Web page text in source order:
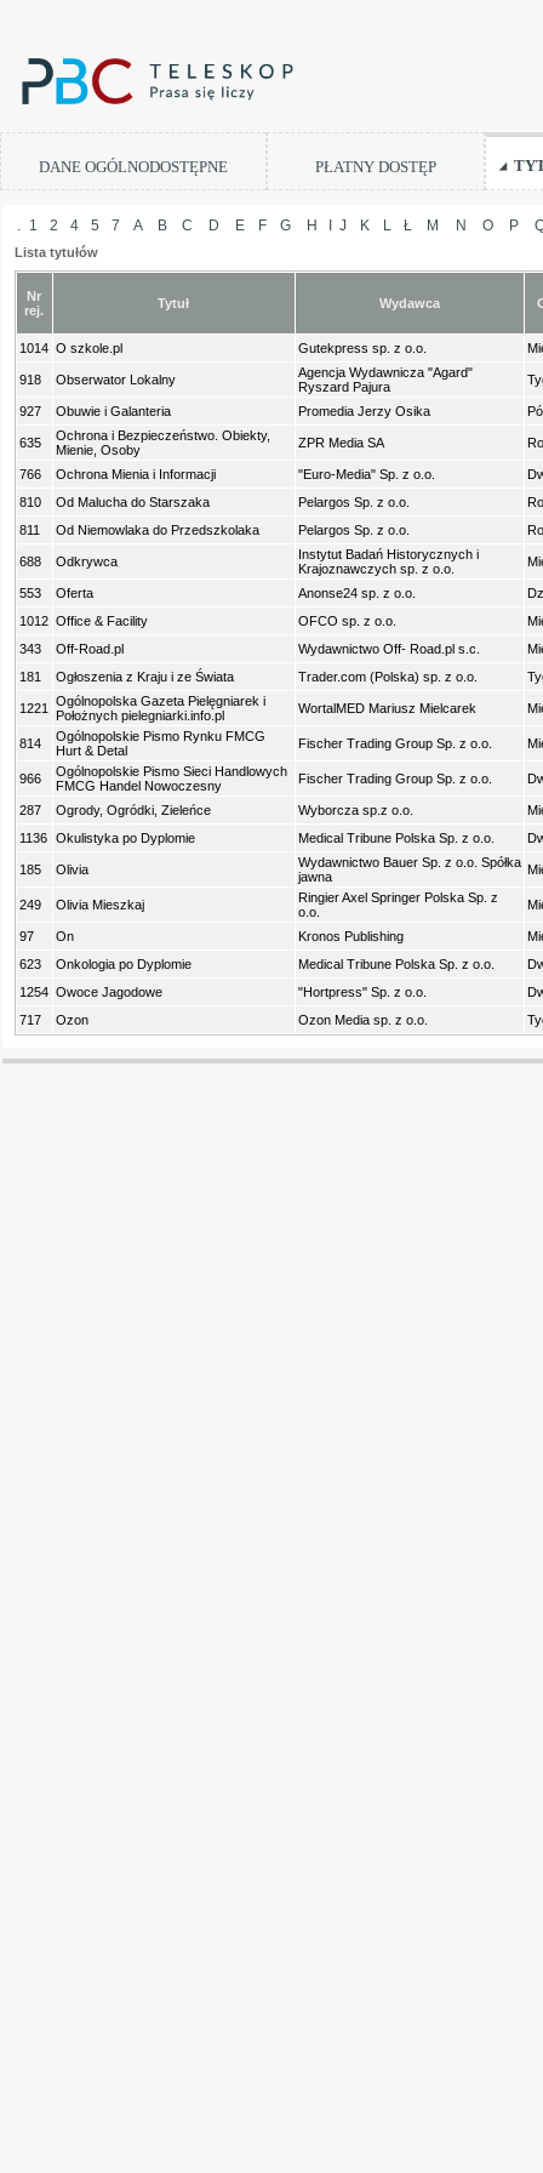
DANE OGÓLNODOSTĘPNE PŁATNY DOSTĘP
. 1 2 4 5 7 A B C D E F G H J K L Ł M N O P
Lista tytułów
Nr
rej.
Tytuł Wydawca
1014 O szkole.pl Gutekpress sp. z o.o.
918 Obserwator Lokalny
Agencja Wydawnicza "Agard"
Ryszard Pajura
927 Obuwie i Galanteria Promedia Jerzy Osika
635
Ochrona i Bezpieczeństwo. Obiekty,
Mienie, Osoby
ZPR Media SA
766 Ochrona Mienia i Informacji "Euro-Media" Sp. z o.o.
810
Od Malucha do Starszaka Pelargos Sp. z o.o.
811
Od Niemowlaka do Przedszkolaka Pelargos Sp. z o.o.
688 Odkrywca
Instytut Badań Historycznych i
Krajoznawczych sp. z o.o.
553 Oferta Anonse24 sp. z o.o.
1012 Office & Facility OFCO sp. z o.o.
343
Off-Road.pl Wydawnictwo Off- Road.pl s.c.
181
Ogłoszenia z Kraju i ze Świata Trader.com (Polska) sp. z o.o.
1221
Ogólnopolska Gazeta Pielęgniarek i
Położnych pielegniarki.info.pl
WortalMED Mariusz Mielcarek
814
Ogólnopolskie Pismo Rynku FMCG
Hurt & Detal
Fischer Trading Group Sp. z o.o.
966
Ogólnopolskie Pismo Sieci Handlowych
FMCG Handel Nowoczesny
Fischer Trading Group Sp. z o.o.
287 Ogrody, Ogródki, Zieleńce Wyborcza sp.z o.o.
1136 Okulistyka po Dyplomie Medical Tribune Polska Sp. z o.o.
185 Olivia
Wydawnictwo Bauer Sp. z o.o. Spółka
jawna
249 Olivia Mieszkaj
Ringier Axel Springer Polska Sp. z
o.o.
97 On Kronos Publishing
623
Onkologia po Dyplomie Medical Tribune Polska Sp. z o.o.
1254 Owoce Jagodowe "Hortpress" Sp. z o.o.
717
Ozon Ozon Media sp. z o.o.